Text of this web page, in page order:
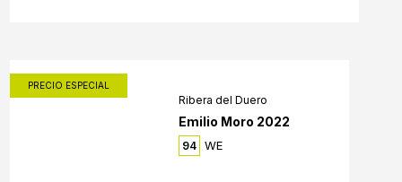
PRECIO ESPECIAL
Ribera del Duero
Emilio Moro 2022
94 WE